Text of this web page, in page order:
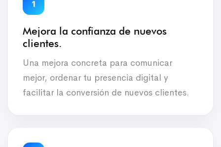
1
Mejora la confianza de nuevos
clientes.
Una mejora concreta para comunicar
mejor, ordenar tu presencia digital y
facilitar la conversión de nuevos clientes.